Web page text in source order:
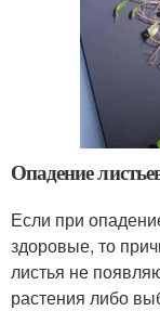
Опадение
Если при
здоровые, то
листья не
растения либо